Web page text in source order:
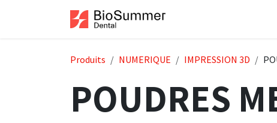
Produits NUMERIQUE IMPRESSION 3D
POUDRES